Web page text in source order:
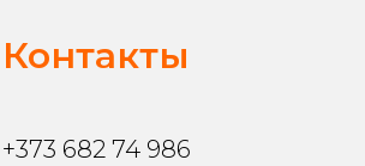
Контакты
+373 682 74 986